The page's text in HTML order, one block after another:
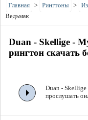
Главная > Рингтоны >
Ведьмак
Duan - Skellige -
рингтон скачать
Duan -
прослушать